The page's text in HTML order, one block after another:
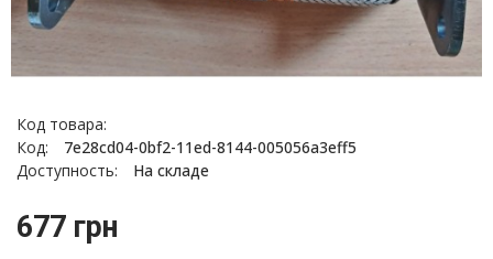
Код товара:
Код:
7e28cd04-0bf2-11ed-8144-005056a3eff5
Доступность:
На складе
677 грн